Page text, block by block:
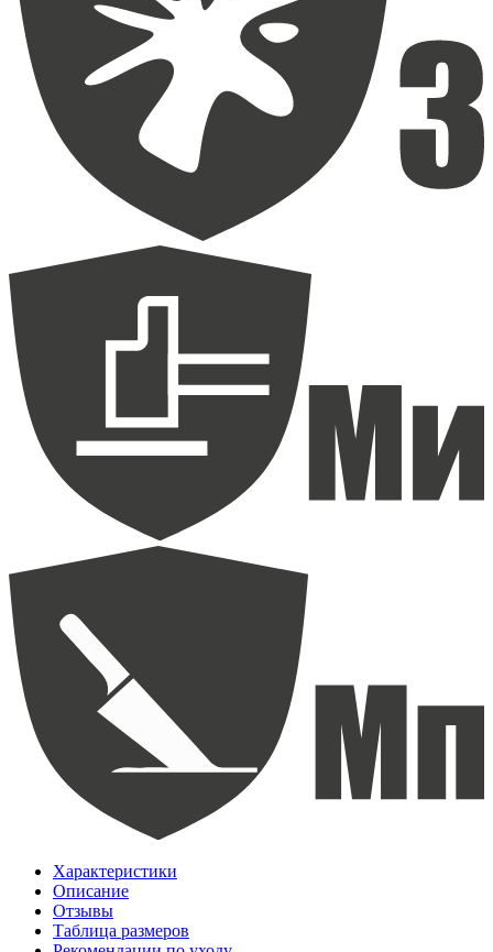
Характеристики
Описание
Отзывы
Таблица размеров